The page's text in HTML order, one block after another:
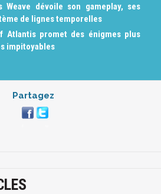
Weave dévoile son gameplay, ses
de lignes temporelles
Atlantis promet des énigmes plus
impitoyables
Partagez